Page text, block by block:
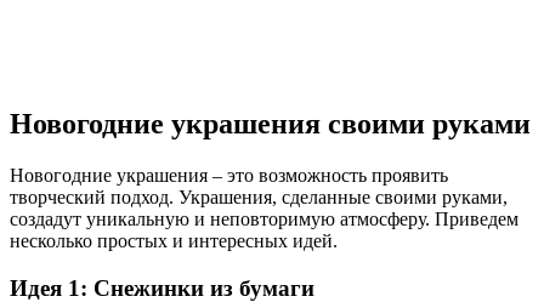
Новогодние украшения своими руками
Новогодние украшения – это возможность проявить
творческий подход. Украшения, сделанные своими руками,
создадут уникальную и неповторимую атмосферу. Приведем
несколько простых и интересных идей.
Идея 1: Снежинки из бумаги